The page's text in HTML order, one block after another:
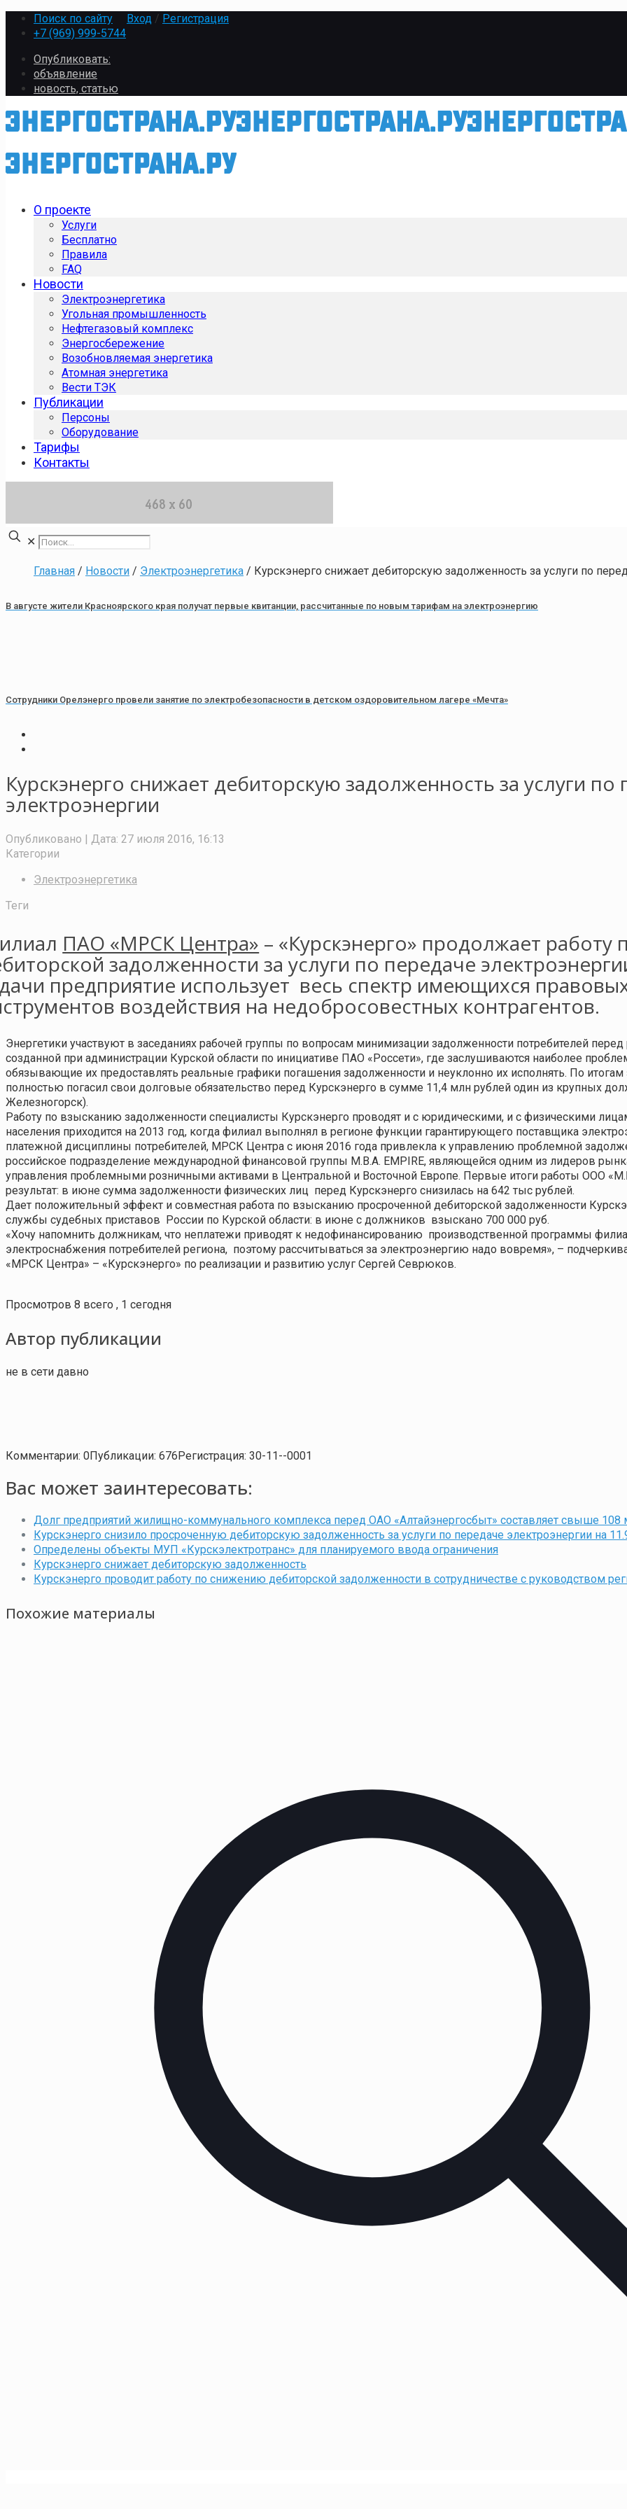
Поиск по сайту Вход / Регистрация
+7 (969) 999-5744
Опубликовать:
объявление
новость, статью
О проекте
Услуги
Бесплатно
Правила
FAQ
Новости
Электроэнергетика
Угольная промышленность
Нефтегазовый комплекс
Энергосбережение
Возобновляемая энергетика
Атомная энергетика
Вести ТЭК
Публикации
Персоны
Оборудование
Тарифы
Контакты
✕
Главная / Новости / Электроэнергетика / Курскэнерго снижает дебиторскую задолженность за услуги по
В августе жители Красноярского края получат первые квитанции, рассчитанные по новым тарифам на электроэнергию
Сотрудники Орелэнерго провели занятие по электробезопасности в детском оздоровительном лагере «Мечта»
Курскэнерго снижает дебиторскую задолженность за услуги по
электроэнергии
Опубликовано | Дата: 27 июля 2016, 16:13
Категории
Электроэнергетика
Теги
ПАО «МРСК Центра» – «Курскэнерго» продолжает
задолженности за услуги по передаче
предприятие использует весь спектр имеющихся
воздействия на недобросовестных контрагентов.
Энергетики участвуют в заседаниях рабочей группы по вопросам минимизации задолженности потребителей
созданной при администрации Курской области по инициативе ПАО «Россети», где заслушиваются наиболее
обязывающие их предоставлять реальные графики погашения задолженности и неуклонно их исполнять. По
полностью погасил свои долговые обязательство перед Курскэнерго в сумме 11,4 млн рублей один из крупных
Железногорск).
Работу по взысканию задолженности специалисты Курскэнерго проводят и с юридическими, и с физическими
населения приходится на 2013 год, когда филиал выполнял в регионе функции гарантирующего поставщика
платежной дисциплины потребителей, МРСК Центра с июня 2016 года привлекла к управлению проблемной
российское подразделение международной финансовой группы M.B.A. EMPIRE, являющейся одним из лидеров
управления проблемными розничными активами в Центральной и Восточной Европе. Первые итоги работы ООО
результат: в июне сумма задолженности физических лиц перед Курскэнерго снизилась на 642 тыс рублей.
Дает положительный эффект и совместная работа по взысканию просроченной дебиторской задолженности
службы судебных приставов России по Курской области: в июне с должников взыскано 700 000 руб.
«Хочу напомнить должникам, что неплатежи приводят к недофинансированию производственной программы
электроснабжения потребителей региона, поэтому рассчитываться за электроэнергию надо вовремя», –
«МРСК Центра» – «Курскэнерго» по реализации и развитию услуг Сергей Севрюков.
Просмотров 8 всего , 1 сегодня
Автор публикации
не в сети давно
Комментарии: 0Публикации: 676Регистрация: 30-11--0001
Вас может заинтересовать:
Долг предприятий жилищно-коммунального комплекса перед ОАО «Алтайэнергосбыт» составляет свыше 108
Курскэнерго снизило просроченную дебиторскую задолженность за услуги по передаче электроэнергии на
Определены объекты МУП «Курскэлектротранс» для планируемого ввода ограничения
Курскэнерго снижает дебиторскую задолженность
Курскэнерго проводит работу по снижению дебиторской задолженности в сотрудничестве с руководством
Похожие материалы